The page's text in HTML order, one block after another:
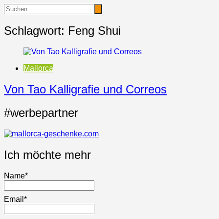
Schlagwort: Feng Shui
Mallorca
Von Tao Kalligrafie und Correos
#werbepartner
Ich möchte mehr
Name*
Email*